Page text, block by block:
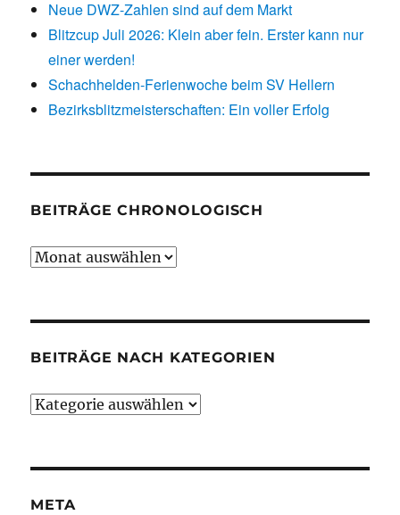
Neue DWZ-Zahlen sind auf dem Markt
Blitzcup Juli 2026: Klein aber fein. Erster kann nur
einer werden!
Schachhelden-Ferienwoche beim SV Hellern
Bezirksblitzmeisterschaften: Ein voller Erfolg
BEITRÄGE CHRONOLOGISCH
Beiträge
BEITRÄGE NACH KATEGORIEN
Beiträge
META